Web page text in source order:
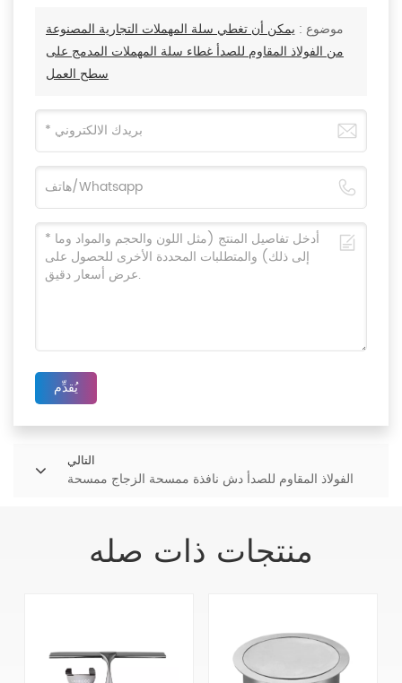
موضوع : يمكن أن تغطي سلة المهملات التجارية المصنوعة
من الفولاذ المقاوم للصدأ غطاء سلة المهملات المدمج على
سطح العمل
يُقدِّم
التالي
الفولاذ المقاوم للصدأ دش نافذة ممسحة الزجاج ممسحة
منتجات ذات صله